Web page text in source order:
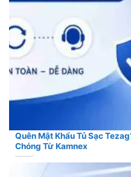
Quên Mật Khẩu Tủ Sạc
Chóng Từ Kamnex